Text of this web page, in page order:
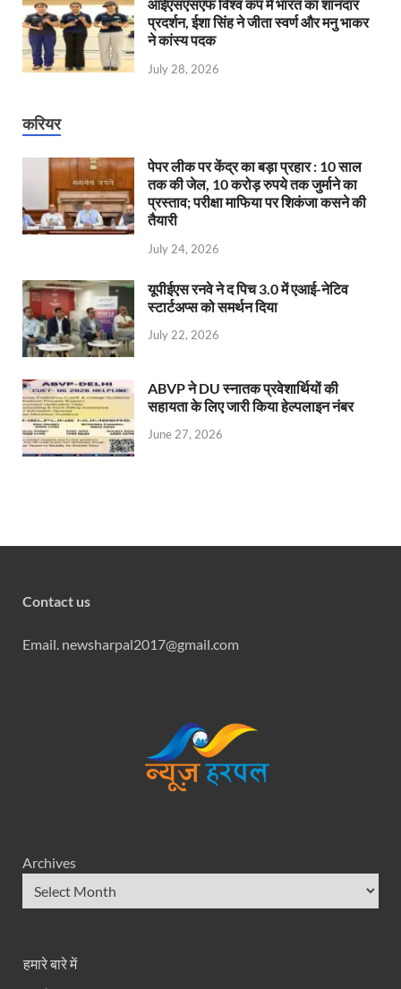
आईएसएसएफ विश्व कप में भारत का शानदार
प्रदर्शन, ईशा सिंह ने जीता स्वर्ण और मनु भाकर
ने कांस्य पदक
July 28, 2026
करियर
पेपर लीक पर केंद्र का बड़ा प्रहार : 10 साल
तक की जेल, 10 करोड़ रुपये तक जुर्माने का
प्रस्ताव; परीक्षा माफिया पर शिकंजा कसने की
तैयारी
July 24, 2026
यूपीईएस रनवे ने द पिच 3.0 में एआई-नेटिव
स्टार्टअप्स को समर्थन दिया
July 22, 2026
ABVP ने DU स्नातक प्रवेशार्थियों की
सहायता के लिए जारी किया हेल्पलाइन नंबर
June 27, 2026
Contact us
Email. newsharpal2017@gmail.com
Archives
हमारे बारे में